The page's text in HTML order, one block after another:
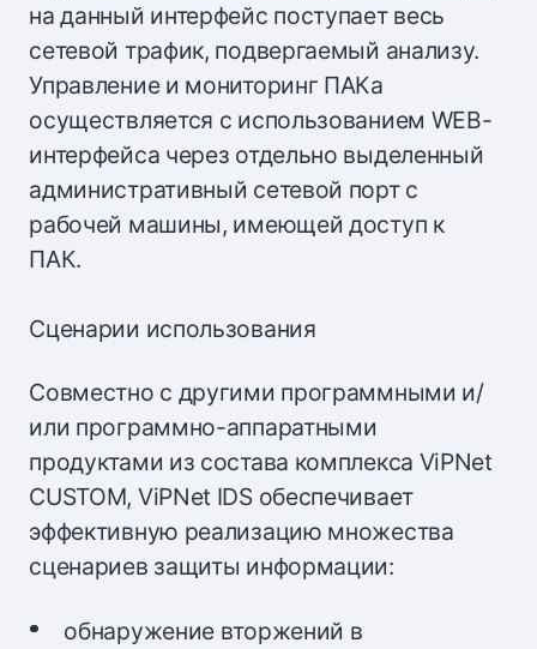
на данный интерфейс поступает весь
сетевой трафик, подвергаемый анализу.
Управление и мониторинг ПАКа
осуществляется с использованием WEB-
интерфейса через отдельно выделенный
административный сетевой порт с
рабочей машины, имеющей доступ к
ПАК.
Сценарии использования
Совместно с другими программными и/
или программно-аппаратными
продуктами из состава комплекса ViPNet
CUSTOM, ViPNet IDS обеспечивает
эффективную реализацию множества
сценариев защиты информации:
обнаружение вторжений в